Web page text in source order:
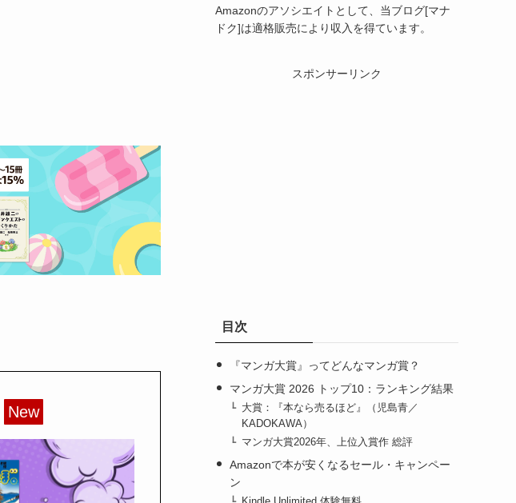
New
Amazonのアソシエイトとして、当ブログ[マナ
ドク]は適格販売により収入を得ています。
スポンサーリンク
目次
『マンガ大賞』ってどんなマンガ賞？
マンガ大賞 2026 トップ10：ランキング結果
大賞：『本なら売るほど』（児島青／
KADOKAWA）
マンガ大賞2026年、上位入賞作 総評
Amazonで本が安くなるセール・キャンペー
ン